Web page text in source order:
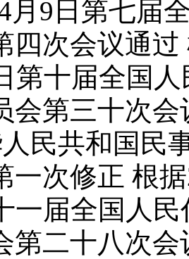
月9日第七届
四次会议通过
第十届全国
会第三十次会
民共和国民
一次修正 根
一届全国人
第二十八次会